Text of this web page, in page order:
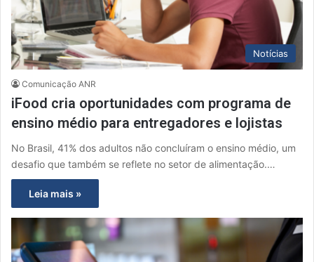
Notícias
Comunicação ANR
iFood cria oportunidades com programa de
ensino médio para entregadores e lojistas
No Brasil, 41% dos adultos não concluíram o ensino médio, um
desafio que também se reflete no setor de alimentação.…
Leia mais »